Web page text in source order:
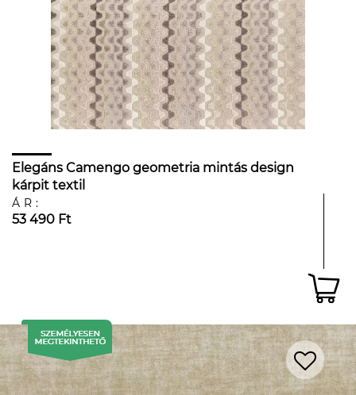
Elegáns Camengo geometria mintás design
kárpit textil
ÁR:
53 490 Ft